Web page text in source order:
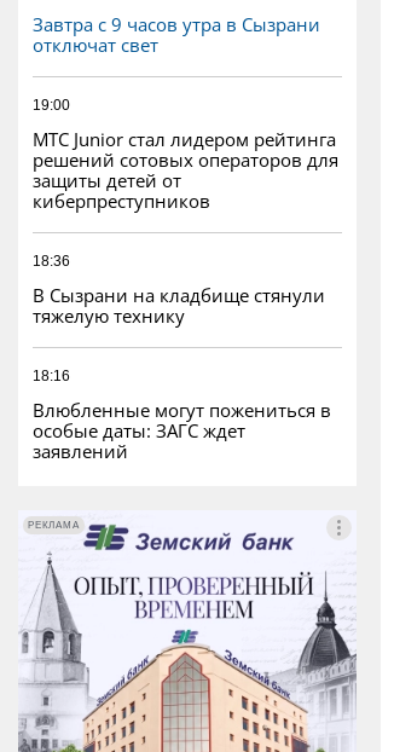
Завтра с 9 часов утра в Сызрани
отключат свет
19:00
МТС Junior стал лидером рейтинга
решений сотовых операторов для
защиты детей от
киберпреступников
18:36
В Сызрани на кладбище стянули
тяжелую технику
18:16
Влюбленные могут пожениться в
особые даты: ЗАГС ждет
заявлений
РЕКЛАМА
РЕКЛАМА